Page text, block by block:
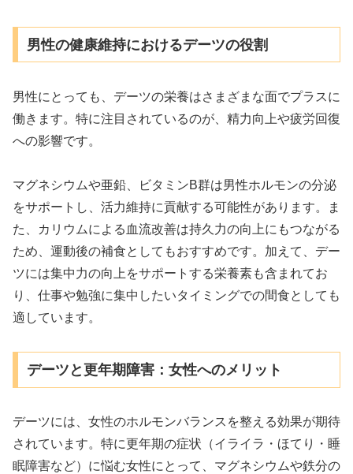
男性の健康維持におけるデーツの役割
男性にとっても、デーツの栄養はさまざまな面でプラスに
働きます。特に注目されているのが、精力向上や疲労回復
への影響です。
マグネシウムや亜鉛、ビタミンB群は男性ホルモンの分泌
をサポートし、活力維持に貢献する可能性があります。ま
た、カリウムによる血流改善は持久力の向上にもつながる
ため、運動後の補食としてもおすすめです。加えて、デー
ツには集中力の向上をサポートする栄養素も含まれてお
り、仕事や勉強に集中したいタイミングでの間食としても
適しています。
デーツと更年期障害：女性へのメリット
デーツには、女性のホルモンバランスを整える効果が期待
されています。特に更年期の症状（イライラ・ほてり・睡
眠障害など）に悩む女性にとって、マグネシウムや鉄分の